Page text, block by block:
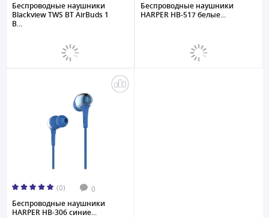
Беспроводные наушники
Blackview TWS BT AirBuds 1
B...
Беспроводные наушники
HARPER HB-517 белые...
(0) 0
Беспроводные наушники
HARPER HB-306 синие...